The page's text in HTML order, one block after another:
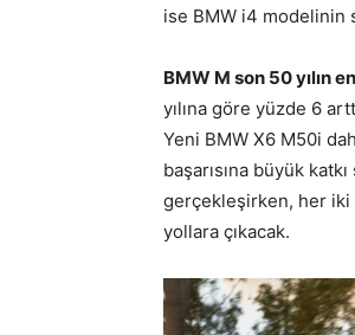
ise BMW i4
BMW M son 50 yılın
yılına göre yüzde 6
Yeni BMW X6 M50i
başarısına büyük
gerçekleşirken, her iki
yollara çıkacak.